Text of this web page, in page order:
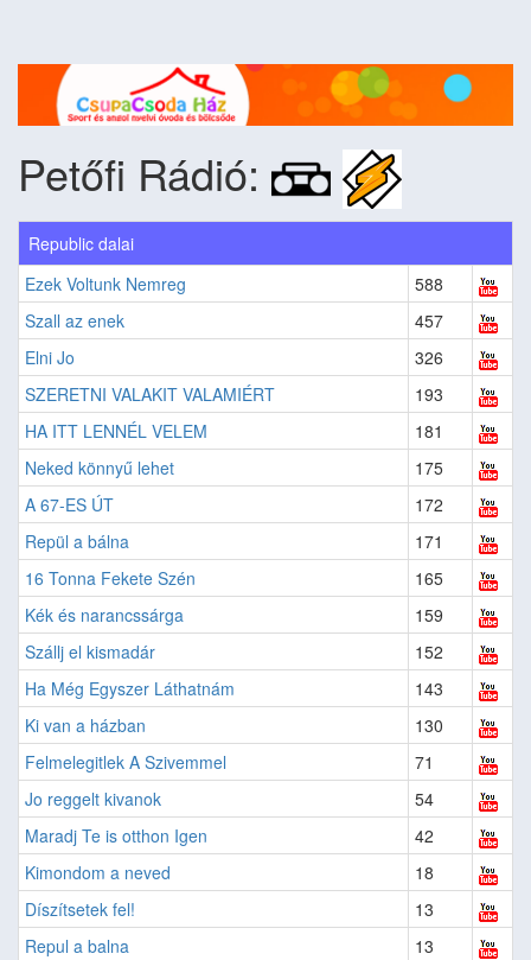
Petőfi Rádió:
Republic dalai
Ezek Voltunk Nemreg
588
Szall az enek
457
Elni Jo
326
SZERETNI VALAKIT VALAMIÉRT
193
HA ITT LENNÉL VELEM
181
Neked könnyű lehet
175
A 67-ES ÚT
172
Repül a bálna
171
16 Tonna Fekete Szén
165
Kék és narancssárga
159
Szállj el kismadár
152
Ha Még Egyszer Láthatnám
143
Ki van a házban
130
Felmelegitlek A Szivemmel
71
Jo reggelt kivanok
54
Maradj Te is otthon Igen
42
Kimondom a neved
18
Díszítsetek fel!
13
Repul a balna
13